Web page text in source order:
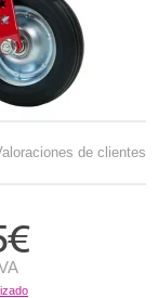
de clientes
€